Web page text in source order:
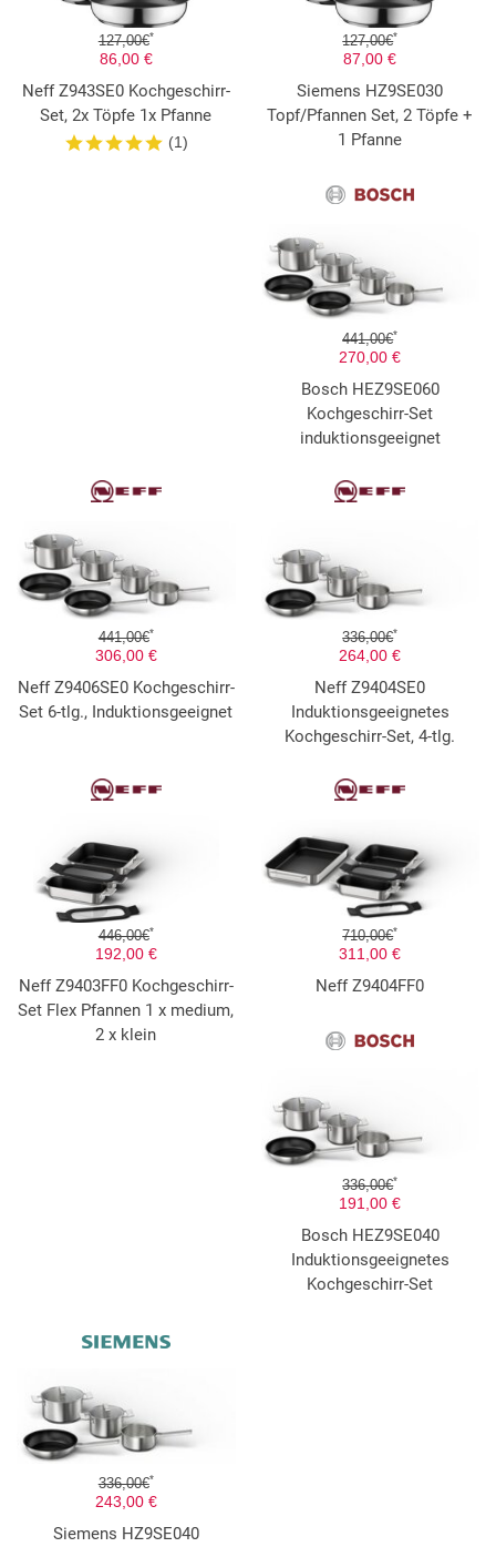
127,00€*
86,00 €
Neff Z943SE0 Kochgeschirr-
Set, 2x Töpfe 1x Pfanne
(1)
127,00€*
87,00 €
Siemens HZ9SE030
Topf/Pfannen Set, 2 Töpfe +
1 Pfanne
441,00€*
270,00 €
Bosch HEZ9SE060
Kochgeschirr-Set
induktionsgeeignet
441,00€*
306,00 €
Neff Z9406SE0 Kochgeschirr-
Set 6-tlg., Induktionsgeeignet
336,00€*
264,00 €
Neff Z9404SE0
Induktionsgeeignetes
Kochgeschirr-Set, 4-tlg.
446,00€*
192,00 €
Neff Z9403FF0 Kochgeschirr-
Set Flex Pfannen 1 x medium,
2 x klein
710,00€*
311,00 €
Neff Z9404FF0
336,00€*
191,00 €
Bosch HEZ9SE040
Induktionsgeeignetes
Kochgeschirr-Set
336,00€*
243,00 €
Siemens HZ9SE040